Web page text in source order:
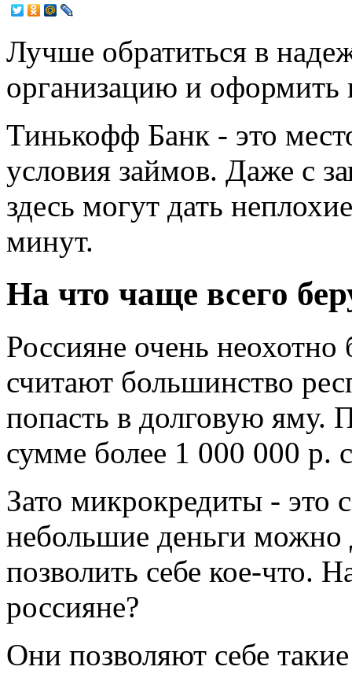
Лучше обратиться в
организацию и
Тинькофф Банк - это
условия займов. Даже с
здесь могут дать
минут.
На что чаще всего
Россияне очень
считают большинство
попасть в долговую яму.
сумме более 1 000 000 р.
Зато микрокредиты - это
небольшие деньги можно
позволить себе кое-что.
россияне?
Они позволяют себе